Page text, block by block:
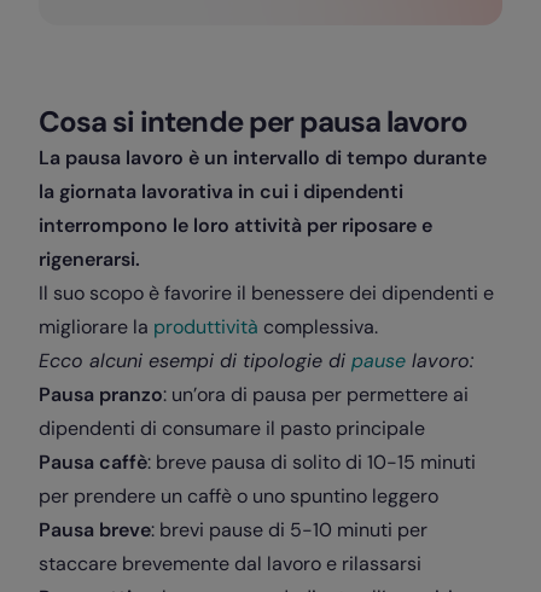
Cosa si intende per pausa lavoro
La pausa lavoro è un intervallo di tempo durante
la giornata lavorativa in cui i dipendenti
interrompono le loro attività per riposare e
rigenerarsi.
Il suo scopo è favorire il benessere dei dipendenti e
migliorare la produttività complessiva.
Ecco alcuni esempi di tipologie di pause lavoro:
Pausa pranzo: un’ora di pausa per permettere ai
dipendenti di consumare il pasto principale
Pausa caffè: breve pausa di solito di 10-15 minuti
per prendere un caffè o uno spuntino leggero
Pausa breve: brevi pause di 5-10 minuti per
staccare brevemente dal lavoro e rilassarsi